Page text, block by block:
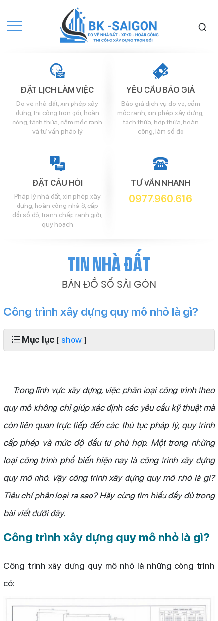
ĐẶT LỊCH LÀM VIỆC
Đo vẽ nhà đất, xin phép xây
dựng, thi công trọn gói, hoàn
công, tách thửa, cắm mốc ranh
và tư vấn pháp lý
YÊU CẦU BÁO GIÁ
Báo giá dịch vụ đo vẽ, cắm
mốc ranh, xin phép xây dựng,
tách thửa, hợp thửa, hoàn
công, làm sổ đỏ
ĐẶT CÂU HỎI
Pháp lý nhà đất, xin phép xây
dựng, hoàn công nhà ở, cấp
đổi sổ đỏ, tranh chấp ranh giới,
quy hoạch
TƯ VẤN NHANH
0977.960.616
Tin nhà đất
BẢN ĐỒ SỐ SÀI GÒN
Công trình xây dựng quy mô nhỏ là gì?
Mục lục [ show]
Trong lĩnh vực xây dựng, việc phân loại công trình theo
quy mô không chỉ giúp xác định các yêu cầu kỹ thuật mà
còn liên quan trực tiếp đến các thủ tục pháp lý, quy trình
cấp phép và mức độ đầu tư phù hợp. Một trong những
loại công trình phổ biến hiện nay là công trình xây dựng
quy mô nhỏ. Vậy công trình xây dựng quy mô nhỏ là gì?
Tiêu chí phân loại ra sao? Hãy cùng tìm hiểu đầy đủ trong
bài viết dưới đây.
Công trình xây dựng quy mô nhỏ là gì?
Công trình xây dựng quy mô nhỏ là những công trình
có: